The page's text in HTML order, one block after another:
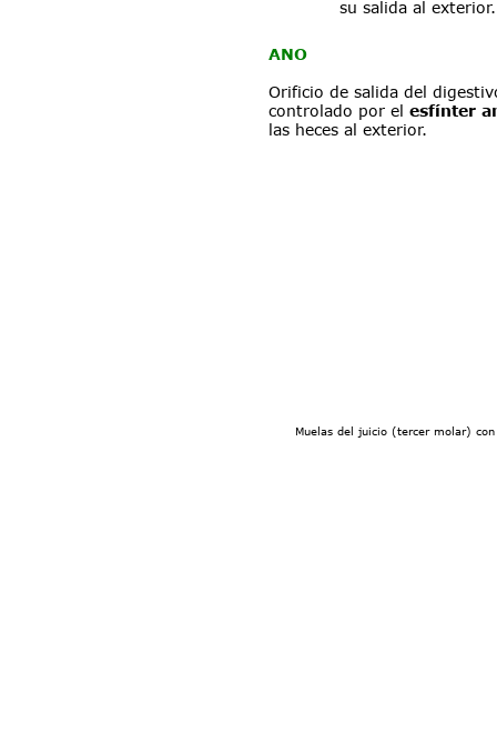
su salida al exterior.
ANO
Orificio de salida del
controlado por el esfínter
las heces al exterior.
Muelas del juicio (tercer molar)